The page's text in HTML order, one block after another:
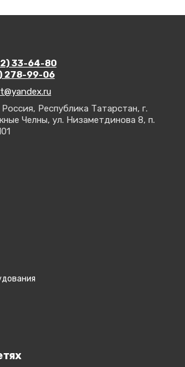
33-64-80
278-99-06
Республика Татарстан, г.
Челны, ул. Низаметдинова 8, п.